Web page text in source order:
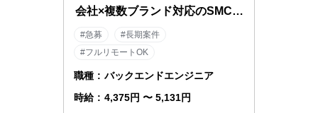
会社×複数ブランド対応のSMCエ
ンジニア
#急募
#長期案件
#フルリモートOK
職種 : バックエンドエンジニア
時給 : 4,375円 〜 5,131円